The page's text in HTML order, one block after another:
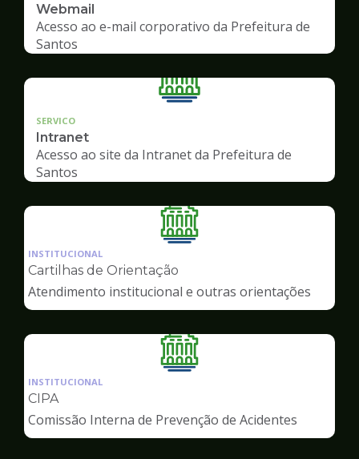
Webmail
Acesso ao e-mail corporativo da Prefeitura de
Santos
SERVICO
Intranet
Acesso ao site da Intranet da Prefeitura de
Santos
Ilustração
da
de
Servidor
INSTITUCIONAL
Cartilhas de Orientação
Atendimento institucional e outras orientações
Ilustração
da
Servidor
INSTITUCIONAL
CIPA
Comissão Interna de Prevenção de Acidentes